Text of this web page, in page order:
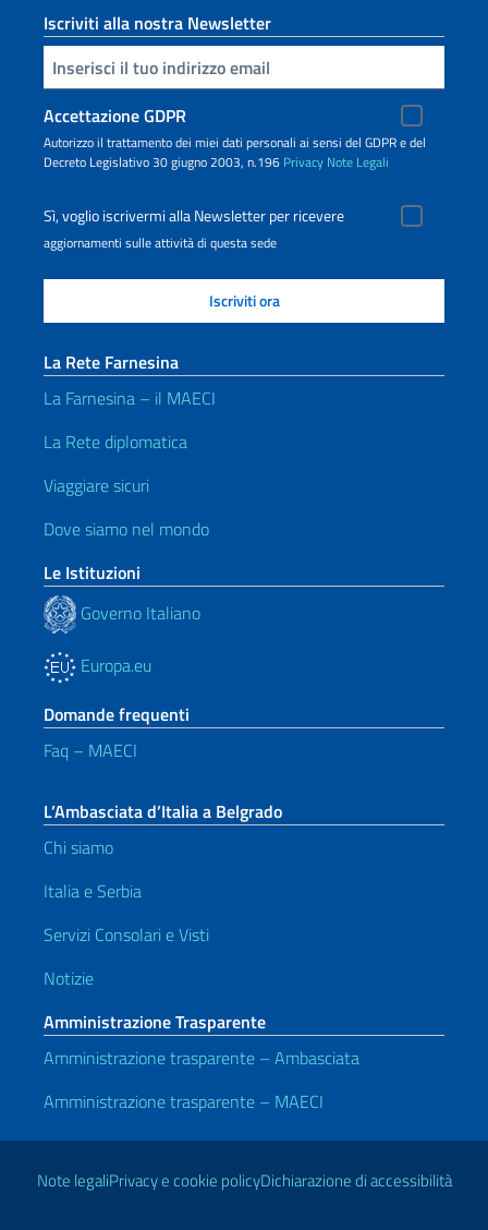
Iscriviti alla nostra Newsletter
Inserisci la tua email
Accettazione GDPR
Autorizzo il trattamento dei miei dati personali ai sensi del GDPR e del
Decreto Legislativo 30 giugno 2003, n.196 Privacy Note Legali
Sì, voglio iscrivermi alla Newsletter per ricevere
aggiornamenti sulle attività di questa sede
La Rete Farnesina
La Farnesina – il MAECI
La Rete diplomatica
Viaggiare sicuri
Dove siamo nel mondo
Le Istituzioni
Governo Italiano
Europa.eu
Domande frequenti
Faq – MAECI
L’Ambasciata d’Italia a Belgrado
Chi siamo
Italia e Serbia
Servizi Consolari e Visti
Notizie
Amministrazione Trasparente
Amministrazione trasparente – Ambasciata
Amministrazione trasparente – MAECI
Link Utili
Note legaliPrivacy e cookie policyDichiarazione di accessibilità